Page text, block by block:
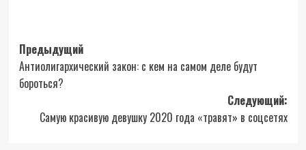
Навигация
записи
Предыдущий
Антиолигархический закон: с кем на самом деле будут
бороться?
Следующий:
Самую красивую девушку 2020 года «травят» в соцсетях